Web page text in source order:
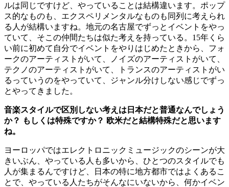
ルは同じですけど、やっていることは結構違います。ポップ
ス的なものも、エクスペリメンタルなものも同列に考えられ
る人が結構いますね。地元の名古屋でずっとイベントをやっ
ていて、そこの仲間たちは似た考えを持っている。15年くら
い前に初めて自分でイベントをやりはじめたときから、フォ
ークのアーティストがいて、ノイズのアーティストがいて、
テクノのアーティストがいて、トランスのアーティストがい
るっていうのをやっていて、ジャンル分けしない感じでずっ
とやってきました。
音楽スタイルで区別しない考えは日本だと普通なんでしょう
か？ もしくは特殊ですか？ 欧米だと結構特殊だと思います
ね。
ヨーロッパではエレクトロニックミュージックのシーンが大
きいぶん、やっている人も多いから、ひとつのスタイルでも
人が集まるんですけど、日本の特に地方都市ではよくあるこ
とで、やっている人たちがそんなにいないから、何かイベン